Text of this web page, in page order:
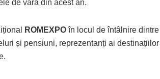
de vară din acest an.
ROMEXPOîn locul de întâlnire
și pensiuni, reprezentanți ai